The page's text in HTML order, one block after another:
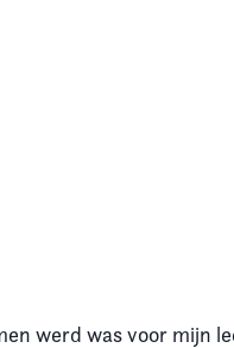
werd was voor mijn